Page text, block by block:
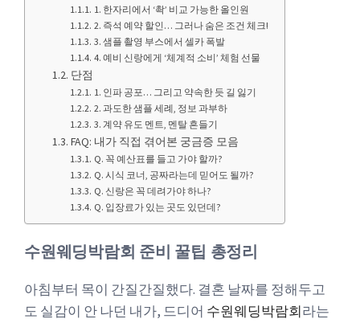
1. 한자리에서 ‘촥’ 비교 가능한 올인원
2. 즉석 예약 할인… 그러나 숨은 조건 체크!
3. 샘플 촬영 부스에서 셀카 폭발
4. 예비 신랑에게 ‘체계적 소비’ 체험 선물
단점
1. 인파 공포… 그리고 약속한 듯 길 잃기
2. 과도한 샘플 세례, 정보 과부하
3. 계약 유도 멘트, 멘탈 흔들기
FAQ: 내가 직접 겪어본 궁금증 모음
Q. 꼭 예산표를 들고 가야 할까?
Q. 시식 코너, 공짜라는데 믿어도 될까?
Q. 신랑은 꼭 데려가야 하나?
Q. 입장료가 있는 곳도 있던데?
수원웨딩박람회 준비 꿀팁 총정리
아침부터 목이 간질간질했다. 결혼 날짜를 정해두고
도 실감이 안 나던 내가, 드디어 수원웨딩박람회라는